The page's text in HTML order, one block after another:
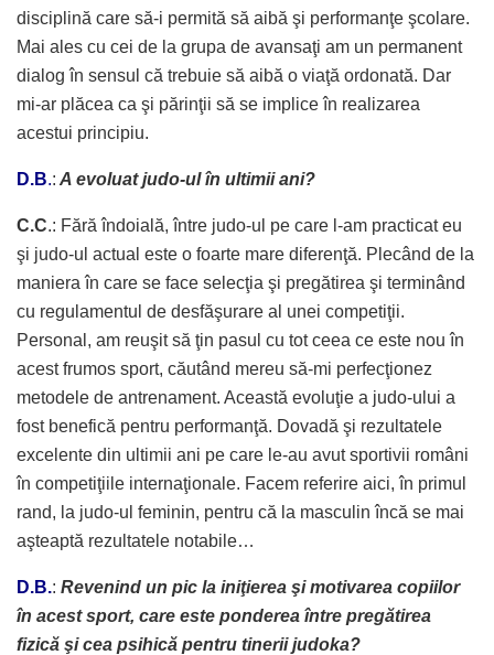
disciplină care să-i permită să aibă şi performanţe şcolare.
Mai ales cu cei de la grupa de avansaţi am un permanent
dialog în sensul că trebuie să aibă o viaţă ordonată. Dar
mi-ar plăcea ca şi părinţii să se implice în realizarea
acestui principiu.
D.B.: A evoluat judo-ul în ultimii ani?
C.C.: Fără îndoială, între judo-ul pe care l-am practicat eu
şi judo-ul actual este o foarte mare diferenţă. Plecând de la
maniera în care se face selecţia şi pregătirea şi terminând
cu regulamentul de desfăşurare al unei competiţii.
Personal, am reuşit să ţin pasul cu tot ceea ce este nou în
acest frumos sport, căutând mereu să-mi perfecţionez
metodele de antrenament. Această evoluţie a judo-ului a
fost benefică pentru performanţă. Dovadă şi rezultatele
excelente din ultimii ani pe care le-au avut sportivii români
în competiţiile internaţionale. Facem referire aici, în primul
rand, la judo-ul feminin, pentru că la masculin încă se mai
aşteaptă rezultatele notabile…
D.B.: Revenind un pic la iniţierea şi motivarea copiilor
în acest sport, care este ponderea între pregătirea
fizică şi cea psihică pentru tinerii judoka?